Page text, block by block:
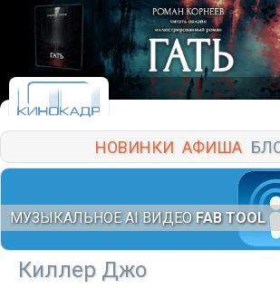
НОВИНКИ АФИША
МУЗЫКАЛЬНОЕ AI ВИДЕО FAB TOOL
Киллер Джо